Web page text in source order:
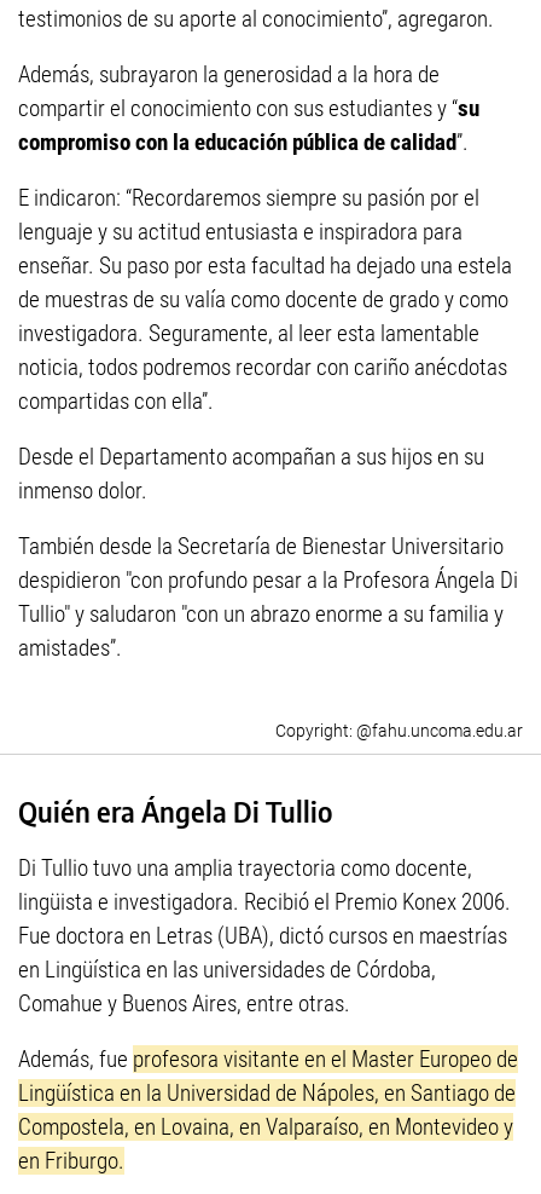
testimonios de su aporte al conocimiento”, agregaron.
Además, subrayaron la generosidad a la hora de
compartir el conocimiento con sus estudiantes y “su
compromiso con la educación pública de calidad”.
E indicaron: “Recordaremos siempre su pasión por el
lenguaje y su actitud entusiasta e inspiradora para
enseñar. Su paso por esta facultad ha dejado una estela
de muestras de su valía como docente de grado y como
investigadora. Seguramente, al leer esta lamentable
noticia, todos podremos recordar con cariño anécdotas
compartidas con ella”.
Desde el Departamento acompañan a sus hijos en su
inmenso dolor.
También desde la Secretaría de Bienestar Universitario
despidieron "con profundo pesar a la Profesora Ángela Di
Tullio" y saludaron "con un abrazo enorme a su familia y
amistades”.
@fahu.uncoma.edu.ar
Quién era Ángela Di Tullio
Di Tullio tuvo una amplia trayectoria como docente,
lingüista e investigadora. Recibió el Premio Konex 2006.
Fue doctora en Letras (UBA), dictó cursos en maestrías
en Lingüística en las universidades de Córdoba,
Comahue y Buenos Aires, entre otras.
Además, fue profesora visitante en el Master Europeo de
Lingüística en la Universidad de Nápoles, en Santiago de
Compostela, en Lovaina, en Valparaíso, en Montevideo y
en Friburgo.